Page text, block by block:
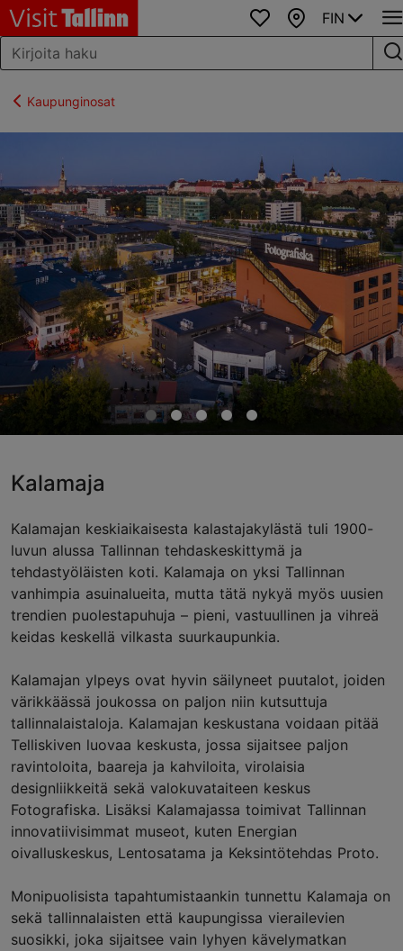
SuosikitKartta
FIN
Kaupunginosat
Kalamaja
Kalamajan keskiaikaisesta kalastajakylästä tuli 1900-
luvun alussa Tallinnan tehdaskeskittymä ja
tehdastyöläisten koti. Kalamaja on yksi Tallinnan
vanhimpia asuinalueita, mutta tätä nykyä myös uusien
trendien puolestapuhuja – pieni, vastuullinen ja vihreä
keidas keskellä vilkasta suurkaupunkia.
Kalamajan ylpeys ovat hyvin säilyneet puutalot, joiden
värikkäässä joukossa on paljon niin kutsuttuja
tallinnalaistaloja. Kalamajan keskustana voidaan pitää
Telliskiven luovaa keskusta, jossa sijaitsee paljon
ravintoloita, baareja ja kahviloita, virolaisia
designliikkeitä sekä valokuvataiteen keskus
Fotografiska. Lisäksi Kalamajassa toimivat Tallinnan
innovatiivisimmat museot, kuten Energian
oivalluskeskus, Lentosatama ja Keksintötehdas Proto.
Monipuolisista tapahtumistaankin tunnettu Kalamaja on
sekä tallinnalaisten että kaupungissa vierailevien
suosikki, joka sijaitsee vain lyhyen kävelymatkan